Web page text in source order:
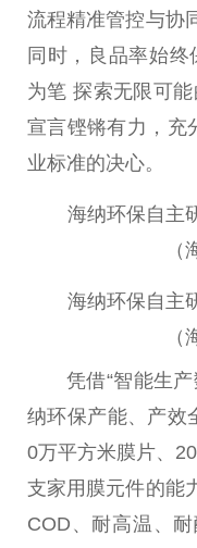
流程精准管控与协
同时，良品率始
为笔 探索无限可
宣言铿锵有力，充
业标准的决心。
海纳环保自主
（
海纳环保自主
（
凭借“智能生
纳环保产能、产效
0万平方米膜片、
支家用膜元件的能
COD、耐高温、